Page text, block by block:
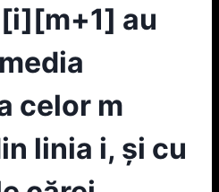
au
celor m
linia i, şi cu